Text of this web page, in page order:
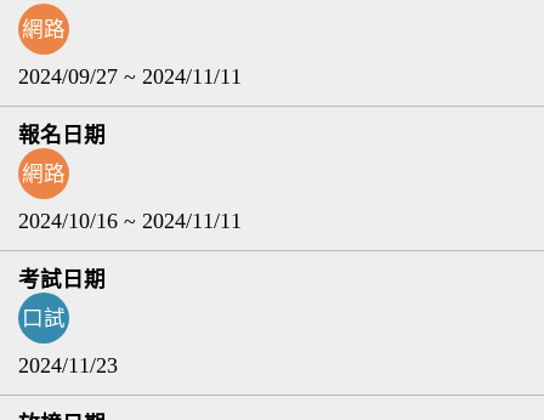
網路
2024/09/27 ~ 2024/11/11
網路
2024/10/16 ~ 2024/11/11
口試
2024/11/23